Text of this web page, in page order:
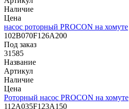
Наличие
Цена
насос роторный PROCON на хомуте
102B070F126A200
Под заказ
31585
Название
Артикул
Наличие
Цена
Роторный насос PROCON на хомуте
112A035F123A150